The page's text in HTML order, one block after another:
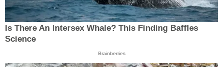
Is There An Intersex Whale? This Finding Baffles
Science
Brainberries